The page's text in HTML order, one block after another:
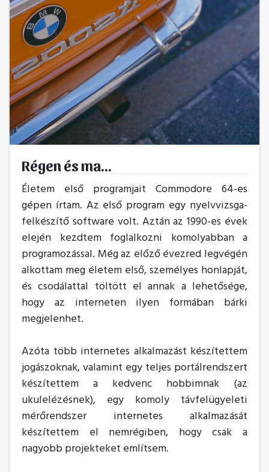
Régen és ma...
Életem első programjait Commodore 64-es
gépen írtam. Az első program egy nyelvvizsga-
felkészítő software volt. Aztán az 1990-es évek
elején kezdtem foglalkozni komolyabban a
programozással. Még az előző évezred legvégén
alkottam meg életem első, személyes honlapját,
és csodálattal töltött el annak a lehetősége,
hogy az interneten ilyen formában bárki
megjelenhet.
Azóta több internetes alkalmazást készítettem
jogászoknak, valamint egy teljes portálrendszert
készítettem a kedvenc hobbimnak (az
ukulelézésnek), egy komoly távfelügyeleti
mérőrendszer internetes alkalmazását
készítettem el nemrégiben, hogy csak a
nagyobb projekteket említsem.